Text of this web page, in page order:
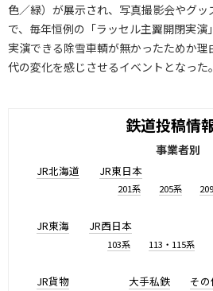
色／緑）が展示され、写真撮影会やグ
で、毎年恒例の「ラッセル主翼開閉実演
実演できる除雪車輌が無かったためか
代の変化を感じさせるイベントとなった。
鉄道投稿情
事業者別
JR北海道 JR東日本
201系 205系
JR東海 JR西日本
103系 113・115系
JR貨物 大手私鉄 そ